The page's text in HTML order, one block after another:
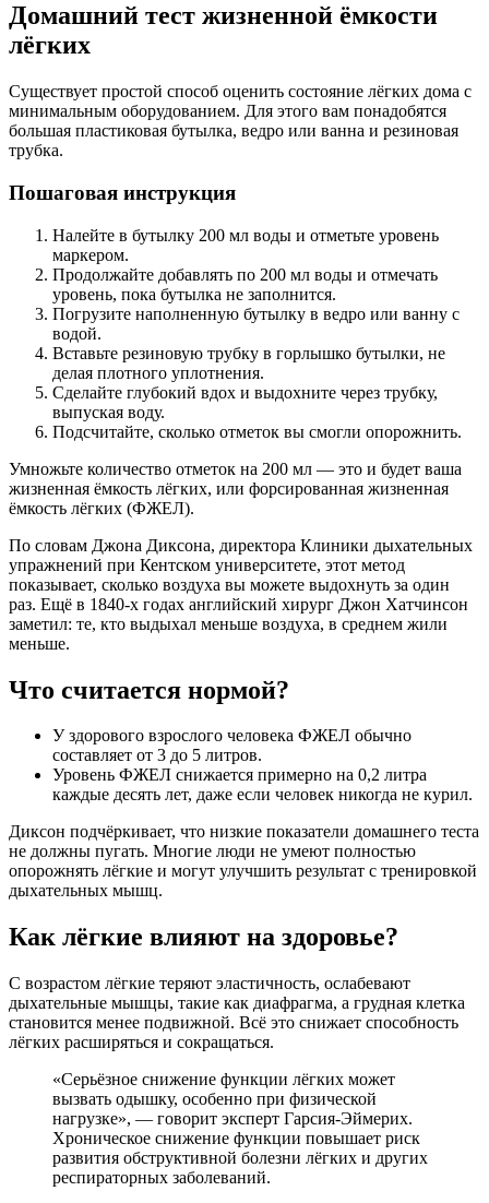
Домашний тест жизненной ёмкости
лёгких
Существует простой способ оценить состояние лёгких дома с
минимальным оборудованием. Для этого вам понадобятся
большая пластиковая бутылка, ведро или ванна и резиновая
трубка.
Пошаговая инструкция
Налейте в бутылку 200 мл воды и отметьте уровень
маркером.
Продолжайте добавлять по 200 мл воды и отмечать
уровень, пока бутылка не заполнится.
Погрузите наполненную бутылку в ведро или ванну с
водой.
Вставьте резиновую трубку в горлышко бутылки, не
делая плотного уплотнения.
Сделайте глубокий вдох и выдохните через трубку,
выпуская воду.
Подсчитайте, сколько отметок вы смогли опорожнить.
Умножьте количество отметок на 200 мл — это и будет ваша
жизненная ёмкость лёгких, или форсированная жизненная
ёмкость лёгких (ФЖЕЛ).
По словам Джона Диксона, директора Клиники дыхательных
упражнений при Кентском университете, этот метод
показывает, сколько воздуха вы можете выдохнуть за один
раз. Ещё в 1840-х годах английский хирург Джон Хатчинсон
заметил: те, кто выдыхал меньше воздуха, в среднем жили
меньше.
Что считается нормой?
У здорового взрослого человека ФЖЕЛ обычно
составляет от 3 до 5 литров.
Уровень ФЖЕЛ снижается примерно на 0,2 литра
каждые десять лет, даже если человек никогда не курил.
Диксон подчёркивает, что низкие показатели домашнего теста
не должны пугать. Многие люди не умеют полностью
опорожнять лёгкие и могут улучшить результат с тренировкой
дыхательных мышц.
Как лёгкие влияют на здоровье?
С возрастом лёгкие теряют эластичность, ослабевают
дыхательные мышцы, такие как диафрагма, а грудная клетка
становится менее подвижной. Всё это снижает способность
лёгких расширяться и сокращаться.
«Серьёзное снижение функции лёгких может
вызвать одышку, особенно при физической
нагрузке», — говорит эксперт Гарсия-Эймерих.
Хроническое снижение функции повышает риск
развития обструктивной болезни лёгких и других
респираторных заболеваний.